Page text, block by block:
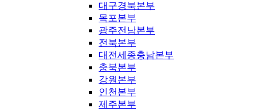
대구경북본부
목포본부
광주전남본부
전북본부
대전세종충남본부
충북본부
강원본부
인천본부
제주본부